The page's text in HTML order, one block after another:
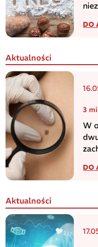
DO
Aktualności
3
W
DO
Aktualności